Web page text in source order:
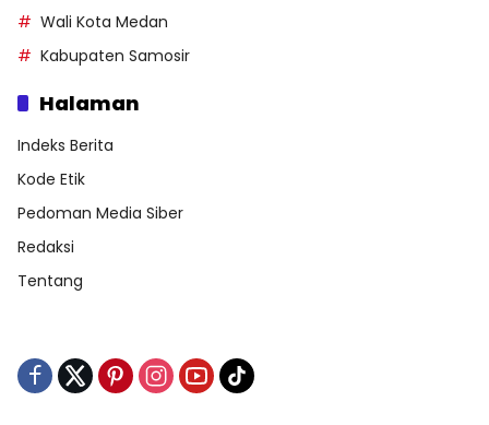
Wali Kota Medan
Kabupaten Samosir
Halaman
Indeks Berita
Kode Etik
Pedoman Media Siber
Redaksi
Tentang